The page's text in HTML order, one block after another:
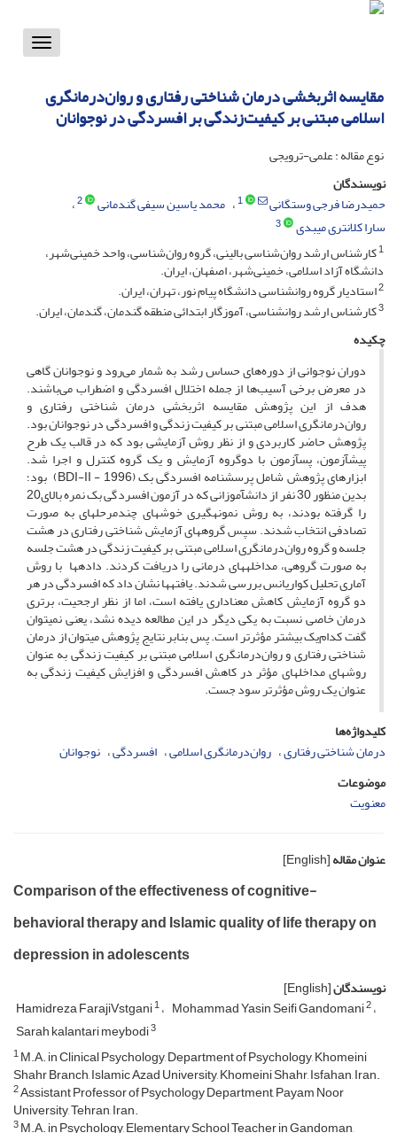
Toggle
مقایسه اثربخشی درمان شناختی رفتاری و روان‌درمانگری
اسلامی مبتنی بر کیفیت‌زندگی بر افسردگی در نوجوانان
نوع مقاله : علمی-ترویجی
نویسندگان
حمیدرضا فرجی وستگانی
1 محمد یاسین سیفی گندمانی 2
سارا کلانتری میبدی
3
1کارشناس ارشد روان‌شناسی بالینی، گروه روان‌شناسی، واحد خمینی‌شهر،
دانشگاه آزاد اسلامی، خمینی‌شهر، اصفهان، ایران.
2استادیار گروه روانشناسی دانشگاه پیام نور، تهران، ایران.
3کارشناس ارشد روانشناسی، آموزگار ابتدائی منطقه گندمان، گندمان، ایران.
چکیده
دوران نوجوانی از دوره‌های حساس رشد به شمار می‌رود و نوجوانان گاهی
در معرض برخی آسیب‌ها از جمله اختلال افسردگی و اضطراب می‌باشند.
هدف از این پژوهش مقایسه اثربخشی درمان شناختی رفتاری و
روان‌درمانگری اسلامی مبتنی بر کیفیت ‌زندگی و افسردگی در نوجوانان بود.
پژوهش حاضر کاربردی و از نظر روش آزمایشی بود که در قالب یک طرح
پیش­آزمون، پس­آزمون با دوگروه آزمایش و یک گروه کنترل و اجرا شد.
ابزارهای پژوهش شامل پرسشنامه افسردگی بک (BDI-II - 1996) بود؛
بدین منظور 30 نفر از دانش­آموزانی که در آزمون افسردگی بک نمره بالای20
را گرفته بودند، به روش نمونه­گیری خوشه­ای چندمرحله­ای به صورت
تصادفی انتخاب شدند. سپس گروه­های آزمایش شناختی رفتاری در هشت
جلسه و گروه روان‌درمانگری اسلامی مبتنی بر کیفیت ‌زندگی در هشت جلسه
به صورت گروهی، مداخله­های درمانی را دریافت کردند. داده­ها با روش
آماری تحلیل کواریانس بررسی شدند. یافته­ها نشان داد که افسردگی در هر
دو گروه آزمایش کاهش معناداری یافته است، اما از نظر ارجحیت، برتری
درمان خاصی نسبت به یکی دیگر در این مطالعه دیده نشد، یعنی نمی­توان
گفت کدام‌یک بیشتر مؤثرتر است. پس بنابر نتایج پژوهش می­توان از درمان
شناختی رفتاری و روان‌درمانگری اسلامی مبتنی بر کیفیت ‌زندگی به­ عنوان
روش­های مداخله­ای مؤثر در کاهش افسردگی و افزایش کیفیت ­زندگی به
عنوان یک روش مؤثرتر سود جست.
کلیدواژه‌ها
درمان شناختی رفتاری روان‌درمانگری اسلامی افسردگی نوجوانان
موضوعات
معنویت
عنوان مقاله[English]
Comparison of the effectiveness of cognitive-
behavioral therapy and Islamic quality of life therapy on
depression in adolescents
نویسندگان[English]
Hamidreza FarajiVstgani1 Mohammad Yasin Seifi Gandomani2
Sarah kalantari meybodi3
1M.A. in Clinical Psychology, Department of Psychology, Khomeini
Shahr Branch, Islamic Azad University, Khomeini Shahr, Isfahan, Iran.
2Assistant Professor of Psychology Department, Payam Noor
University, Tehran, Iran.
3M.A. in Psychology, Elementary School Teacher in Gandoman,